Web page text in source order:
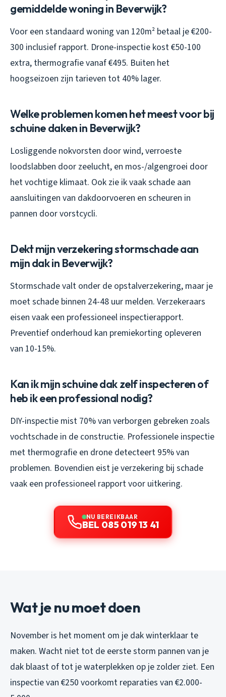
gemiddelde woning in Beverwijk?
Voor een standaard woning van 120m² betaal je €200-
300 inclusief rapport. Drone-inspectie kost €50-100
extra, thermografie vanaf €495. Buiten het
hoogseizoen zijn tarieven tot 40% lager.
Welke problemen komen het meest voor bij
schuine daken in Beverwijk?
Losliggende nokvorsten door wind, verroeste
loodslabben door zeelucht, en mos-/algengroei door
het vochtige klimaat. Ook zie ik vaak schade aan
aansluitingen van dakdoorvoeren en scheuren in
pannen door vorstcycli.
Dekt mijn verzekering stormschade aan
mijn dak in Beverwijk?
Stormschade valt onder de opstalverzekering, maar je
moet schade binnen 24-48 uur melden. Verzekeraars
eisen vaak een professioneel inspectierapport.
Preventief onderhoud kan premiekorting opleveren
van 10-15%.
Kan ik mijn schuine dak zelf inspecteren of
heb ik een professional nodig?
DIY-inspectie mist 70% van verborgen gebreken zoals
vochtschade in de constructie. Professionele inspectie
met thermografie en drone detecteert 95% van
problemen. Bovendien eist je verzekering bij schade
vaak een professioneel rapport voor uitkering.
NU BEREIKBAAR
BEL 085 019 13 41
Wat je nu moet doen
November is het moment om je dak winterklaar te
maken. Wacht niet tot de eerste storm pannen van je
dak blaast of tot je waterplekken op je zolder ziet. Een
inspectie van €250 voorkomt reparaties van €2.000-